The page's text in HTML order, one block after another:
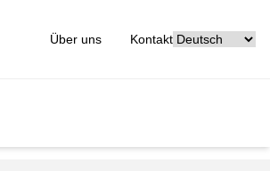
Über uns Kontakt